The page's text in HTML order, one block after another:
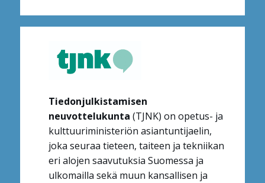
Tiedonjulkistamisen
neuvottelukunta (TJNK) on opetus- ja
kulttuuriministeriön asiantuntijaelin,
joka seuraa tieteen, taiteen ja tekniikan
eri alojen saavutuksia Suomessa ja
ulkomailla sekä muun kansallisen ja